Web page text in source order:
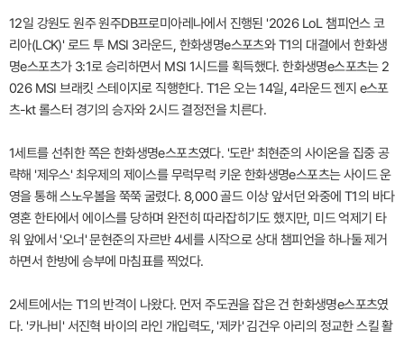
12일 강원도 원주 원주DB프로미아레나에서 진행된 '2026 LoL 챔피언스 코
리아(LCK)' 로드 투 MSI 3라운드, 한화생명e스포츠와 T1의 대결에서 한화생
명e스포츠가 3:1로 승리하면서 MSI 1시드를 획득했다. 한화생명e스포츠는 2
026 MSI 브래킷 스테이지로 직행한다. T1은 오는 14일, 4라운드 젠지 e스포
츠-kt 롤스터 경기의 승자와 2시드 결정전을 치른다.
1세트를 선취한 쪽은 한화생명e스포츠였다. '도란' 최현준의 사이온을 집중 공
략해 '제우스' 최우제의 제이스를 무럭무럭 키운 한화생명e스포츠는 사이드 운
영을 통해 스노우볼을 쭉쭉 굴렸다. 8,000 골드 이상 앞서던 와중에 T1의 바다
영혼 한타에서 에이스를 당하며 완전히 따라잡히기도 했지만, 미드 억제기 타
워 앞에서 '오너' 문현준의 자르반 4세를 시작으로 상대 챔피언을 하나둘 제거
하면서 한방에 승부에 마침표를 찍었다.
2세트에서는 T1의 반격이 나왔다. 먼저 주도권을 잡은 건 한화생명e스포츠였
다. '카나비' 서진혁 바이의 라인 개입력도, '제카' 김건우 아리의 정교한 스킬 활